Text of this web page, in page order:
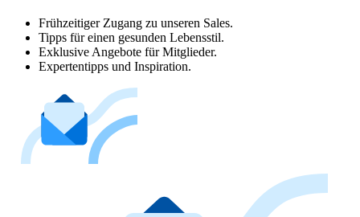
Frühzeitiger Zugang zu unseren Sales.
Tipps für einen gesunden Lebensstil.
Exklusive Angebote für Mitglieder.
Expertentipps und Inspiration.